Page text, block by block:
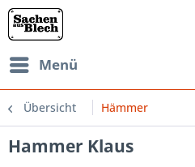
Menü
Übersicht Hämmer
Hammer Klaus